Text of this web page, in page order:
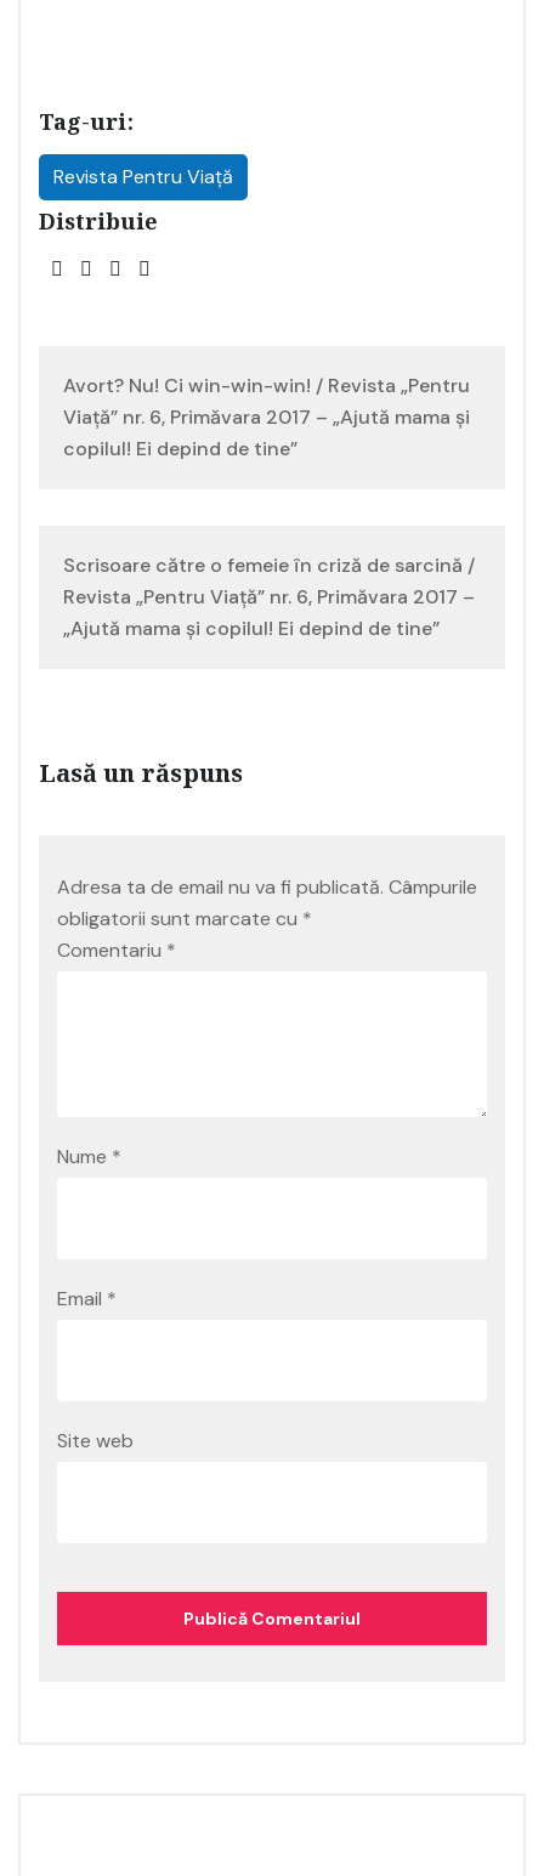
Tag-uri:
Revista Pentru Viață
Distribuie
Navigare
în
articole
Avort? Nu! Ci win-win-win! / Revista „Pentru
Viață” nr. 6, Primăvara 2017 – „Ajută mama și
copilul! Ei depind de tine”
Scrisoare către o femeie în criză de sarcină /
Revista „Pentru Viață” nr. 6, Primăvara 2017 –
„Ajută mama și copilul! Ei depind de tine”
Lasă un răspuns
Adresa ta de email nu va fi publicată. Câmpurile
obligatorii sunt marcate cu *
Comentariu *
Nume *
Email *
Site web